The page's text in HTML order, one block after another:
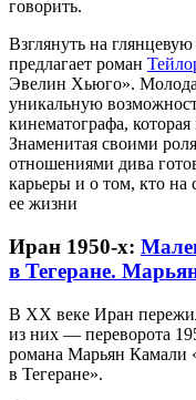
говорить.
Взглянуть на
предлагает роман
Эвелин Хьюго».
уникальную
кинематографа,
Знаменитая своими
отношениями дива
карьеры и о том, кто
ее жизни
Иран 1950-х:
в Тегеране.
В XX веке Иран
из них — переворота
романа Марьян Камали
в Тегеране».